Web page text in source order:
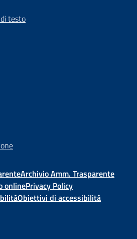
testo
Archivio Amm. Trasparente
onlinePrivacy Policy
Obiettivi di accessibilità